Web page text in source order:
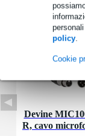
policy.
Cookie
Devine
R, cavo